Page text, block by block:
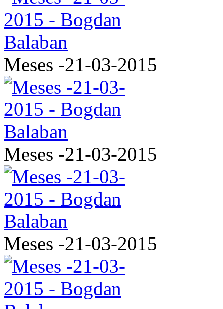
Meses -21-03-2015
Meses -21-03-2015
Meses -21-03-2015